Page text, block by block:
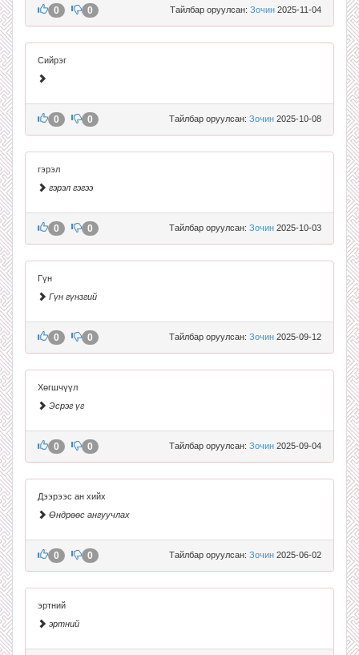
Тайлбар оруулсан: Зочин 2025-11-04
0 0
Сийрэг
Тайлбар оруулсан: Зочин 2025-10-08
0 0
гэрэл
гэрэл гэгээ
Тайлбар оруулсан: Зочин 2025-10-03
0 0
Гүн
Гүн гүнзгий
Тайлбар оруулсан: Зочин 2025-09-12
0 0
Хөгшчүүл
Эсрэг үг
Тайлбар оруулсан: Зочин 2025-09-04
0 0
Дээрээс ан хийх
Өндрөөс ангуучлах
Тайлбар оруулсан: Зочин 2025-06-02
0 0
эртний
эртний